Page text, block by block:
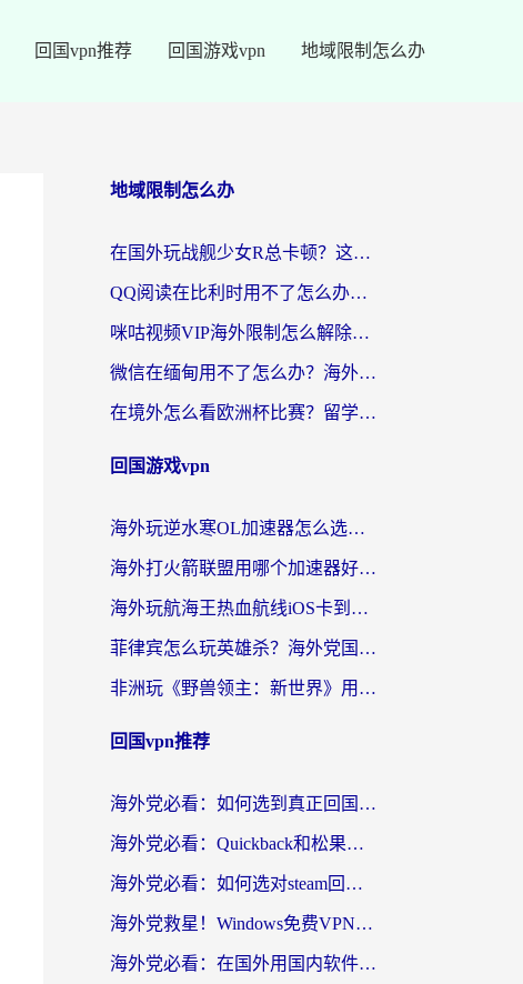
回国vpn推荐 回国游戏vpn 地域限制怎么办
地域限制怎么办
在国外玩战舰少女R总卡顿？这篇攻略帮你流畅开舰+解锁国内影音
QQ阅读在比利时用不了怎么办？海外党亲测的跨区上网解决方案
咪咕视频VIP海外限制怎么解除？海外党亲测有效的回国加速方案
微信在缅甸用不了怎么办？海外华人必看的回国加速全攻略
在境外怎么看欧洲杯比赛？留学生亲测：用对回国加速器就能解决
回国游戏vpn
海外玩逆水寒OL加速器怎么选？老玩家亲测的避坑指南
海外打火箭联盟用哪个加速器好？2026实测指南帮你告别延迟卡顿
海外玩航海王热血航线iOS卡到崩溃？别慌，这篇指南解决你的国服游戏加速难题
菲律宾怎么玩英雄杀？海外党国服游戏畅玩指南（附延迟解决秘籍）
非洲玩《野兽领主：新世界》用什么加速器好？留学生亲测有效的解决方案
回国vpn推荐
海外党必看：如何选到真正回国好用的VPN？实测+避坑指南
海外党必看：Quickback和松果好用吗？3步教你选对回国加速器无缝刷国内资源
海外党必看：如何选对steam回国加速器？从踩坑到无缝访问国内资源的全攻略
海外党救星！Windows免费VPN下载+3步搞定国内资源无缝访问
海外党必看：在国外用国内软件用什么加速器好？解决追剧游戏办公的终极指南